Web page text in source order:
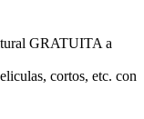
GRATUITA a
cortos, etc. con